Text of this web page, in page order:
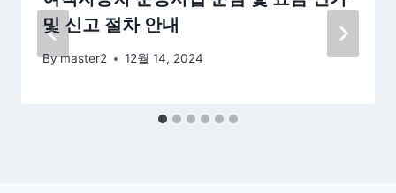
및 신고 절차 안내
Bymaster2 12월 14, 2024